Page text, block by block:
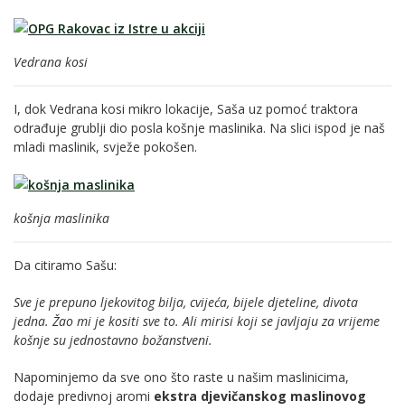
Vedrana kosi
I, dok Vedrana kosi mikro lokacije, Saša uz pomoć traktora
odrađuje grublji dio posla košnje maslinika. Na slici ispod je naš
mladi maslinik, svježe pokošen.
košnja maslinika
Da citiramo Sašu:
Sve je prepuno ljekovitog bilja, cvijeća, bijele djeteline, divota
jedna. Žao mi je kositi sve to. Ali mirisi koji se javljaju za vrijeme
košnje su jednostavno božanstveni.
Napominjemo da sve ono što raste u našim maslinicima,
dodaje predivnoj aromi ekstra djevičanskog maslinovog